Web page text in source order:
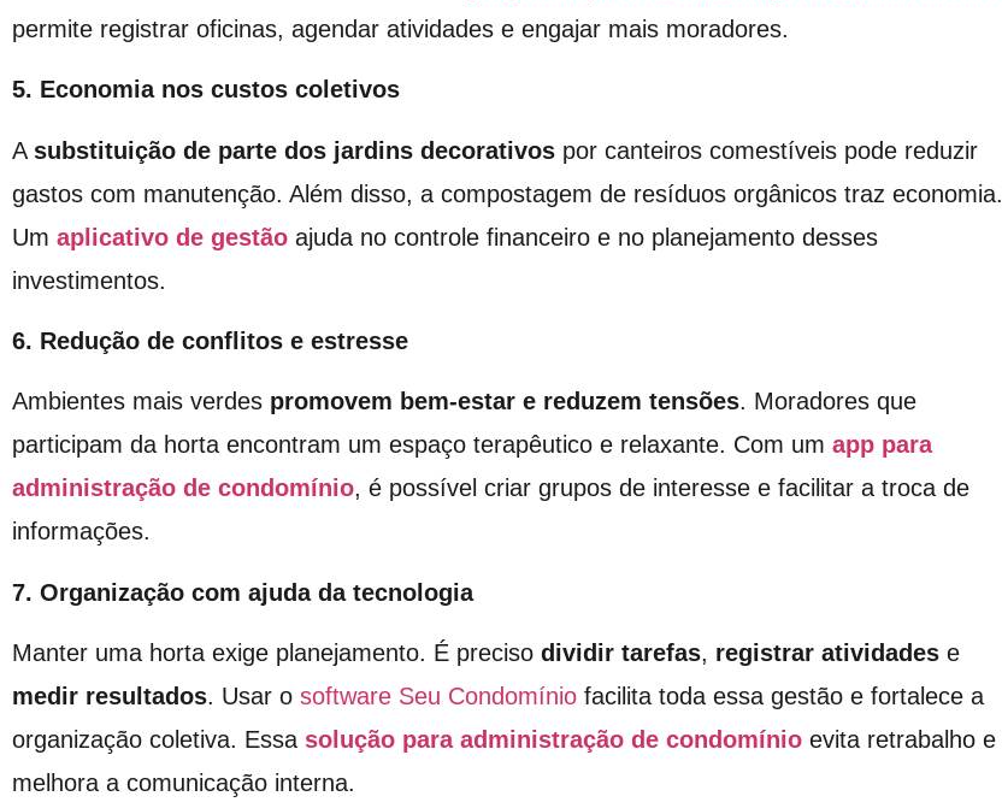
permite registrar oficinas, agendar atividades e engajar mais moradores.
5. Economia nos custos coletivos
A substituição de parte dos jardins decorativos por canteiros comestíveis pode reduzir
gastos com manutenção. Além disso, a compostagem de resíduos orgânicos traz economia.
Um aplicativo de gestão ajuda no controle financeiro e no planejamento desses
investimentos.
6. Redução de conflitos e estresse
Ambientes mais verdes promovem bem-estar e reduzem tensões. Moradores que
participam da horta encontram um espaço terapêutico e relaxante. Com um app para
administração de condomínio, é possível criar grupos de interesse e facilitar a troca de
informações.
7. Organização com ajuda da tecnologia
Manter uma horta exige planejamento. É preciso dividir tarefas, registrar atividades e
medir resultados. Usar o software Seu Condomínio facilita toda essa gestão e fortalece a
organização coletiva. Essa solução para administração de condomínio evita retrabalho e
melhora a comunicação interna.